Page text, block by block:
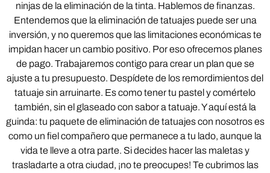
ninjas de la eliminación de la tinta. Hablemos de finanzas.
Entendemos que la eliminación de tatuajes puede ser una
inversión, y no queremos que las limitaciones económicas te
impidan hacer un cambio positivo. Por eso ofrecemos planes
de pago. Trabajaremos contigo para crear un plan que se
ajuste a tu presupuesto. Despídete de los remordimientos del
tatuaje sin arruinarte. Es como tener tu pastel y comértelo
también, sin el glaseado con sabor a tatuaje. Y aquí está la
guinda: tu paquete de eliminación de tatuajes con nosotros es
como un fiel compañero que permanece a tu lado, aunque la
vida te lleve a otra parte. Si decides hacer las maletas y
trasladarte a otra ciudad, ¡no te preocupes! Te cubrimos las